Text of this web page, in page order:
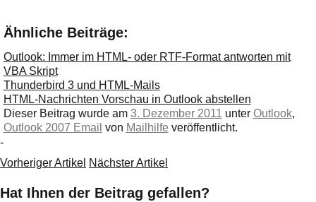
Ähnliche Beiträge:
Outlook: Immer im HTML- oder RTF-Format antworten mit
VBA Skript
Thunderbird 3 und HTML-Mails
HTML-Nachrichten Vorschau in Outlook abstellen
Dieser Beitrag wurde am 3. Dezember 2011 unter Outlook,
Outlook 2007 Email von Mailhilfe veröffentlicht.
-
Vorheriger Artikel Nächster Artikel
Hat Ihnen der Beitrag gefallen?